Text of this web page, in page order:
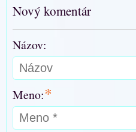
Nový komentár
Názov:
Meno:*